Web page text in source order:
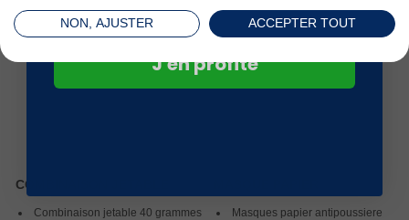
COMBINAISON JETABLE
Combinaison jetable 40 grammes
Masques papier antipoussiere
ACCEPTER TOUT
NON, AJUSTER
J'en profite